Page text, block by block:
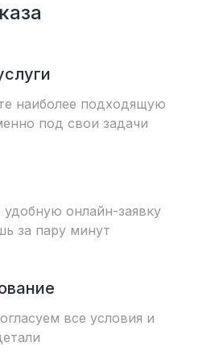
наиболее подходящую
под свои задачи
удобную онлайн-заявку
за пару минут
все условия и